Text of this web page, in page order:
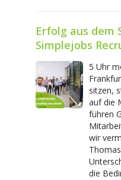
Erfolg aus dem
Simplejobs
5 Uhr
sitzen,
auf die
führen
wir
die